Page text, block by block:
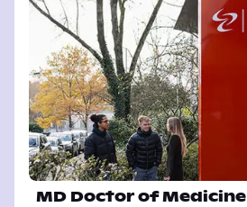
MD Doctor of Medicine